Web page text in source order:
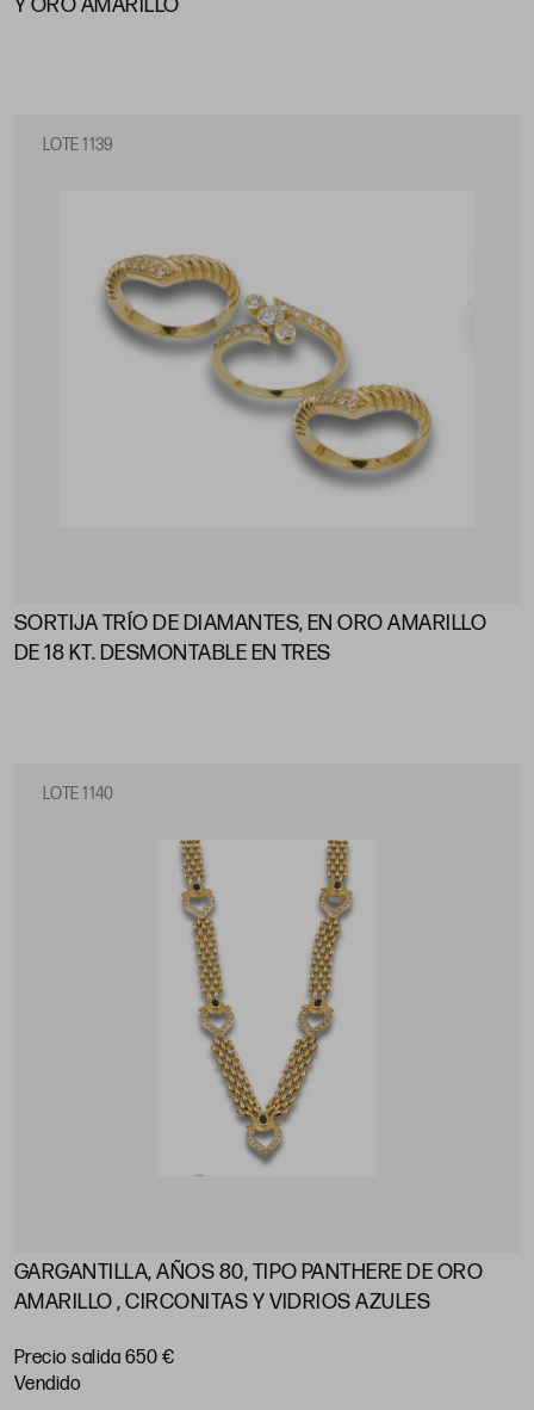
LOTE 1139
SORTIJA TRÍO DE DIAMANTES, EN ORO AMARILLO
DE 18 KT. DESMONTABLE EN TRES
LOTE 1140
GARGANTILLA, AÑOS 80, TIPO PANTHERE DE ORO
AMARILLO , CIRCONITAS Y VIDRIOS AZULES
Precio salida 650 €
vendido